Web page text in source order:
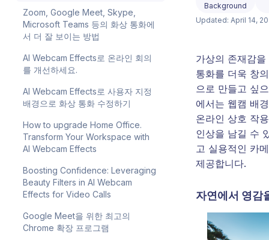
Zoom, Google Meet, Skype,
Microsoft Teams 등의 화상 통화에
서 더 잘 보이는 방법
AI Webcam Effects로 온라인 회의
를 개선하세요.
AI Webcam Effects로 사용자 지정
배경으로 화상 통화 수정하기
How to upgrade Home Office.
Transform Your Workspace with
AI Webcam Effects
Boosting Confidence: Leveraging
Beauty Filters in AI Webcam
Effects for Video Calls
Google Meet을 위한 최고의
Chrome 확장 프로그램
Background
Updated: April 14,
가상의 존재감
통화를 더욱 창
으로 만들고 싶
에서는 웹캠 배
온라인 상호 작
인상을 남길 수
고 실용적인 카
제공합니다.
자연에서 영감